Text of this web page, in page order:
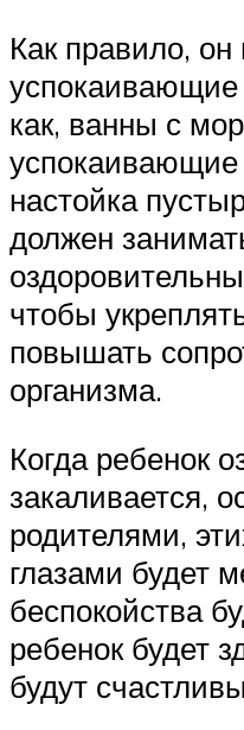
Как правило, он
успокаивающие
как, ванны с
настойка
должен
чтобы
повышать
организма.
Когда ребенок
закаливается,
родителями,
глазами будет
беспокойства
ребенок будет
будут